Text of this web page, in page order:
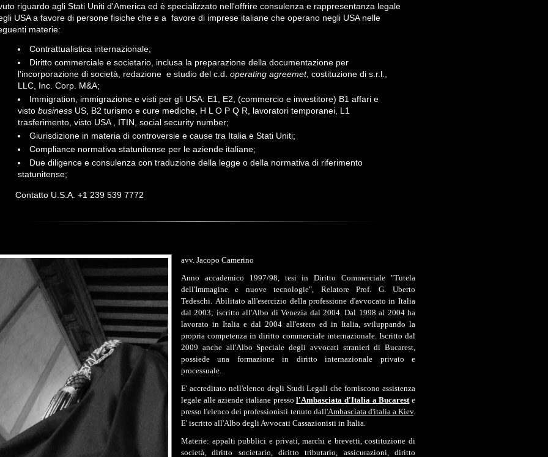
riguardo agli Stati Uniti d'America ed è specializzato nell'offrire consulenza e rappresentanza legale
USA a favore di persone fisiche che e a favore di imprese italiane che operano negli USA nelle
materie:
Contrattualistica internazionale;
Diritto commerciale e societario, inclusa la preparazione della documentazione per
l'incorporazione di società, redazione e studio del c.d. operating agreemet, costituzione di s.r.l.,
LLC, Inc. Corp. M&A;
Immigration, immigrazione e visti per gli USA: E1, E2, (commercio e investitore) B1 affari e
visto business US, B2 turismo e cure mediche, H L O P Q R, lavoratori temporanei, L1
trasferimento, visto USA , ITIN, social security number;
Giurisdizione in materia di controversie e cause tra Italia e Stati Uniti;
Compliance normativa statunitense per le aziende italiane;
Due diligence e consulenza con traduzione della legge o della normativa di riferimento
statunitense;
U.S.A. +1 239 539 7772
avv. Jacopo Camerino
Anno accademico 1997/98, tesi in Diritto Commerciale "Tutela
dell'Immagine e nuove tecnologie", Relatore Prof. G. Uberto
Tedeschi. Abilitatoall'esercizio della professione d'avvocato in Italia
dal 2003; iscritto all'Albo di Venezia dal 2004. Dal 1998 al 2004 ha
lavorato in Italia e dal 2004 all'estero ed in Italia, sviluppando la
propria competenza in diritto commerciale internazionale. Iscritto dal
2009 anche all'Albo Speciale degli avvocati stranieri di Bucarest,
possiede una formazione in diritto internazionale privato e
processuale.
E' accreditato nell'elenco degli Studi Legali che forniscono assistenza
legale alle aziende italiane pressol'Ambasciata d'Italia a Bucareste
presso l'elenco dei professionisti tenuto dall'Ambasciata d'italia a Kiev.
E' iscritto all'Albo degli Avvocati Cassazionisti in Italia.
Materie: appalti pubblici e privati, marchi e brevetti, costituzione di
società, diritto societario, diritto tributario, assicurazioni, diritto